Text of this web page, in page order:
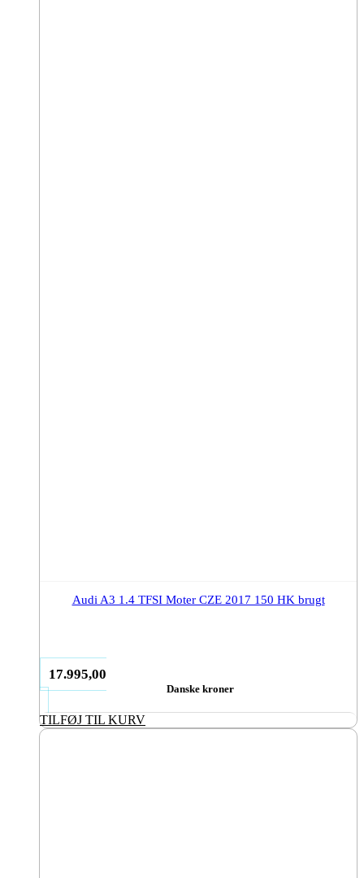
Audi A3 1.4 TFSI Moter CZE 2017 150 HK brugt
17.995,00
Danske kroner
TILFØJ TIL KURV